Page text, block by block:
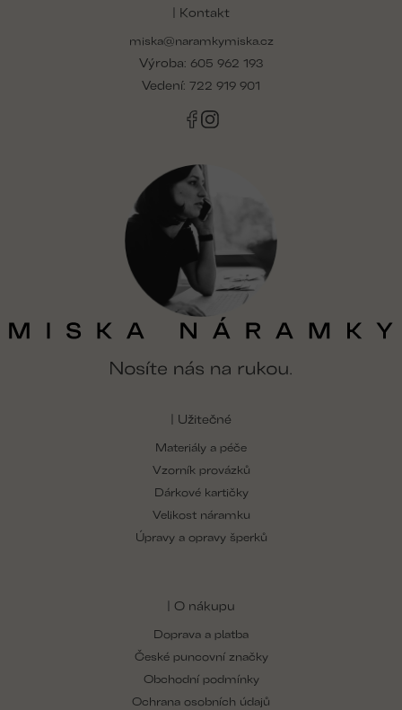
| Kontakt
miska@naramkymiska.cz
Výroba: 605 962 193
Vedení: 722 919 901
| Užitečné
Materiály a péče
Vzorník provázků
Dárkové kartičky
Velikost náramku
Úpravy a opravy šperků
| O nákupu
Doprava a platba
České puncovní značky
Obchodní podmínky
Ochrana osobních údajů